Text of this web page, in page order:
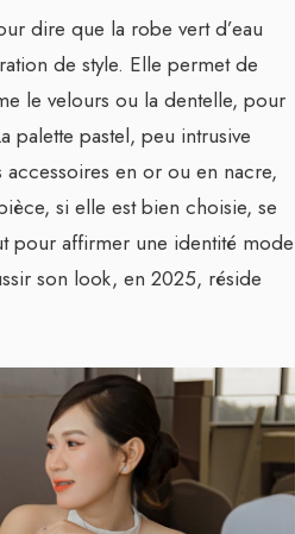
dire que la robe vert d’eau
de style. Elle permet de
le velours ou la dentelle, pour
palette pastel, peu intrusive
en or ou en nacre,
si elle est bien choisie, se
pour affirmer une identité mode
son look, en 2025, réside